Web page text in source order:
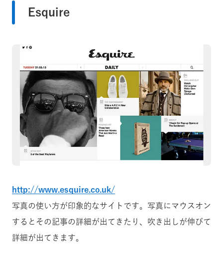
Esquire
http://www.esquire.co.uk/
写真の使い方が印象的なサイトです。写真にマウスオン
するとその記事の詳細が出てきたり、吹き出しが伸びて
詳細が出てきます。